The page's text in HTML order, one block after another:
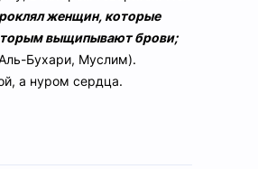
женщин, которые
выщипывают брови;
Бухари, Муслим).
а нуром сердца.